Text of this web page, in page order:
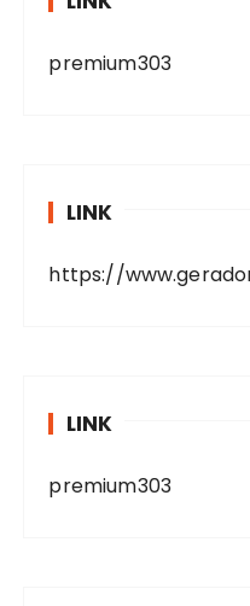
premium303
LINK
https://
LINK
premium303